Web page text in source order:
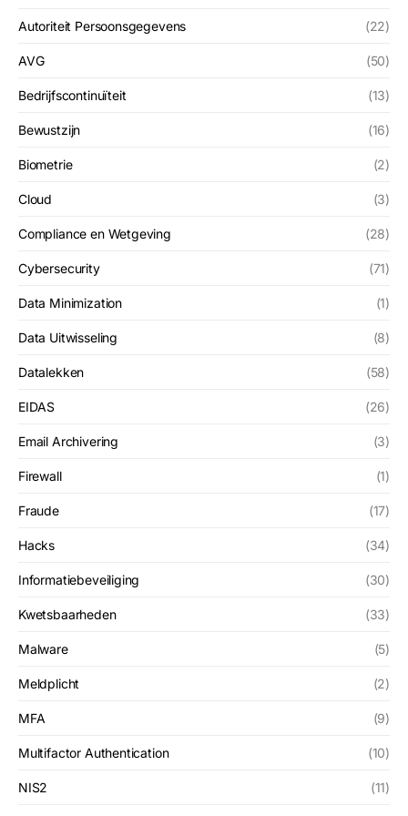
Autoriteit Persoonsgegevens (22)
AVG (50)
Bedrijfscontinuïteit (13)
Bewustzijn (16)
Biometrie (2)
Cloud (3)
Compliance en Wetgeving (28)
Cybersecurity (71)
Data Minimization (1)
Data Uitwisseling (8)
Datalekken (58)
EIDAS (26)
Email Archivering (3)
Firewall (1)
Fraude (17)
Hacks (34)
Informatiebeveiliging (30)
Kwetsbaarheden (33)
Malware (5)
Meldplicht (2)
MFA (9)
Multifactor Authentication (10)
NIS2 (11)